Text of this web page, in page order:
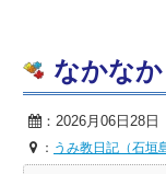
なかな
：2026月06日28
： うみ教日記（石垣